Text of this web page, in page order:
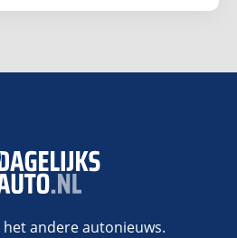
andere autonieuws.